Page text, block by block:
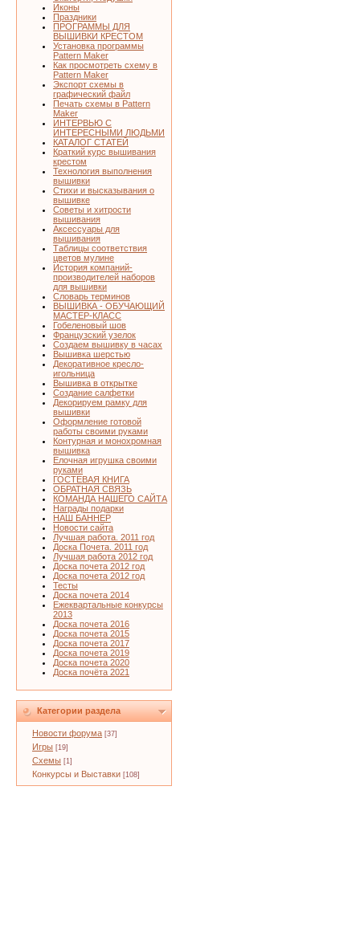
Иконы
Праздники
ПРОГРАММЫ ДЛЯ
ВЫШИВКИ КРЕСТОМ
Установка программы
Pattern Maker
Как просмотреть схему в
Pattern Maker
Экспорт схемы в
графический файл
Печать схемы в Pattern
Maker
ИНТЕРВЬЮ С
ИНТЕРЕСНЫМИ ЛЮДЬМИ
КАТАЛОГ СТАТЕЙ
Краткий курс вышивания
крестом
Технология выполнения
вышивки
Стихи и высказывания о
вышивке
Советы и хитрости
вышивания
Аксессуары для
вышивания
Таблицы соответствия
цветов мулине
История компаний-
производителей наборов
для вышивки
Словарь терминов
ВЫШИВКА - ОБУЧАЮЩИЙ
МАСТЕР-КЛАСС
Гобеленовый шов
Французский узелок
Создаем вышивку в часах
Вышивка шерстью
Декоративное кресло-
игольница
Вышивка в открытке
Создание салфетки
Декорируем рамку для
вышивки
Оформление готовой
работы своими руками
Контурная и монохромная
вышивка
Елочная игрушка своими
руками
ГОСТЕВАЯ КНИГА
ОБРАТНАЯ СВЯЗЬ
КОМАНДА НАШЕГО САЙТА
Награды подарки
НАШ БАННЕР
Новости сайта
Лучшая работа. 2011 год
Доска Почета. 2011 год
Лучшая работа 2012 год
Доска почета 2012 год
Доска почета 2012 год
Тесты
Доска почета 2014
Ежеквартальные конкурсы
2013
Доска почета 2016
Доска почета 2015
Доска почета 2017
Доска почета 2019
Доска почета 2020
Доска почёта 2021
Категории раздела
Новости форума [37]
Игры [19]
Схемы [1]
Конкурсы и Выставки [108]